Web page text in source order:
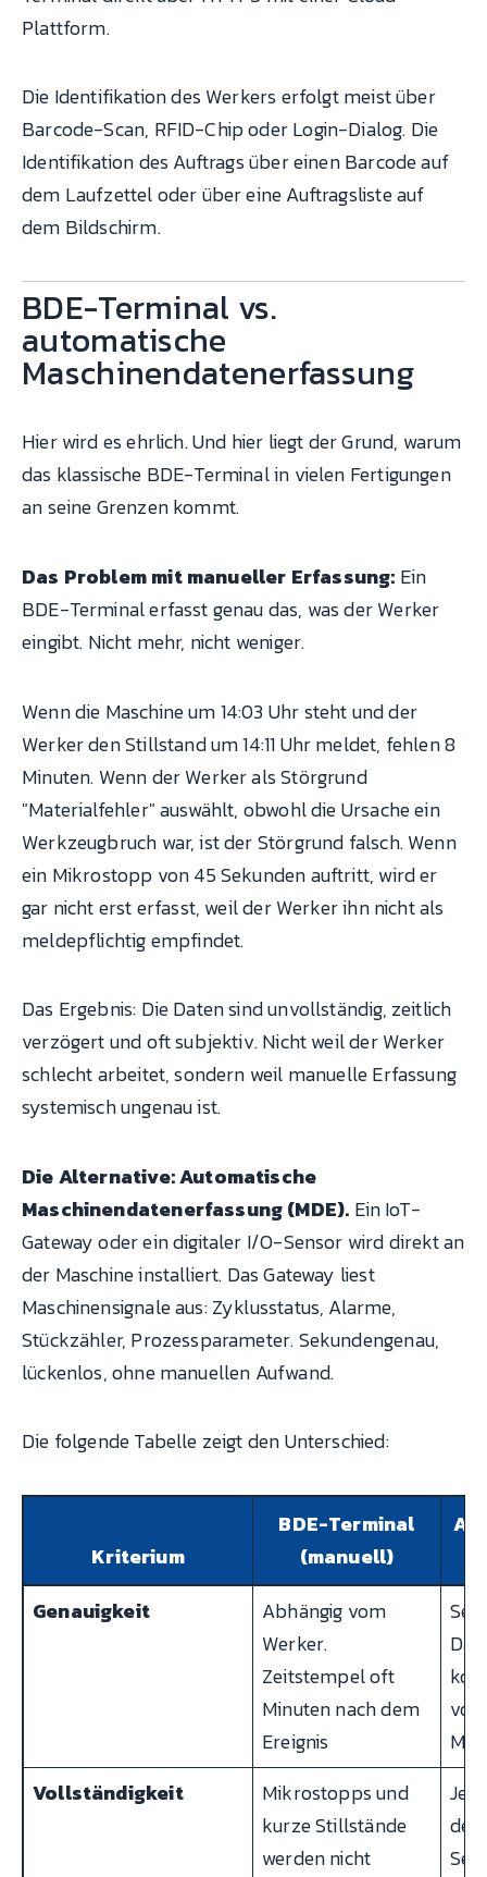
Plattform.
Die Identifikation des Werkers erfolgt meist über
Barcode-Scan, RFID-Chip oder Login-Dialog. Die
Identifikation des Auftrags über einen Barcode auf
dem Laufzettel oder über eine Auftragsliste auf
dem Bildschirm.
BDE-Terminal vs.
automatische
Maschinendatenerfassung
Hier wird es ehrlich. Und hier liegt der Grund, warum
das klassische BDE-Terminal in vielen Fertigungen
an seine Grenzen kommt.
Das Problem mit manueller Erfassung: Ein
BDE-Terminal erfasst genau das, was der Werker
eingibt. Nicht mehr, nicht weniger.
Wenn die Maschine um 14:03 Uhr steht und der
Werker den Stillstand um 14:11 Uhr meldet, fehlen 8
Minuten. Wenn der Werker als Störgrund
"Materialfehler" auswählt, obwohl die Ursache ein
Werkzeugbruch war, ist der Störgrund falsch. Wenn
ein Mikrostopp von 45 Sekunden auftritt, wird er
gar nicht erst erfasst, weil der Werker ihn nicht als
meldepflichtig empfindet.
Das Ergebnis: Die Daten sind unvollständig, zeitlich
verzögert und oft subjektiv. Nicht weil der Werker
schlecht arbeitet, sondern weil manuelle Erfassung
systemisch ungenau ist.
Die Alternative: Automatische
Maschinendatenerfassung (MDE). Ein IoT-
Gateway oder ein digitaler I/O-Sensor wird direkt an
der Maschine installiert. Das Gateway liest
Maschinensignale aus: Zyklusstatus, Alarme,
Stückzähler, Prozessparameter. Sekundengenau,
lückenlos, ohne manuellen Aufwand.
Die folgende Tabelle zeigt den Unterschied:
Kriterium
BDE-Terminal
(manuell)
Genauigkeit
Abhängig vom
Werker.
Zeitstempel oft
Minuten nach dem
Ereignis
Vollständigkeit
Mikrostopps und
kurze Stillstände
werden nicht
der